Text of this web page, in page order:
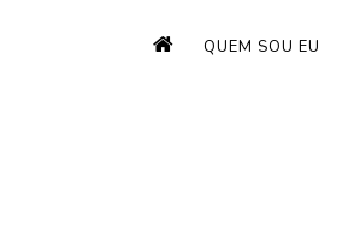
QUEM SOU EU